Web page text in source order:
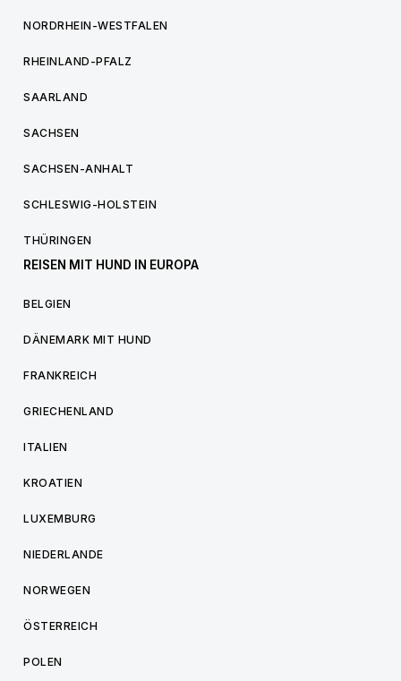
NORDRHEIN-WESTFALEN
RHEINLAND-PFALZ
SAARLAND
SACHSEN
SACHSEN-ANHALT
SCHLESWIG-HOLSTEIN
THÜRINGEN
REISEN MIT HUND IN EUROPA
BELGIEN
DÄNEMARK MIT HUND
FRANKREICH
GRIECHENLAND
ITALIEN
KROATIEN
LUXEMBURG
NIEDERLANDE
NORWEGEN
ÖSTERREICH
POLEN